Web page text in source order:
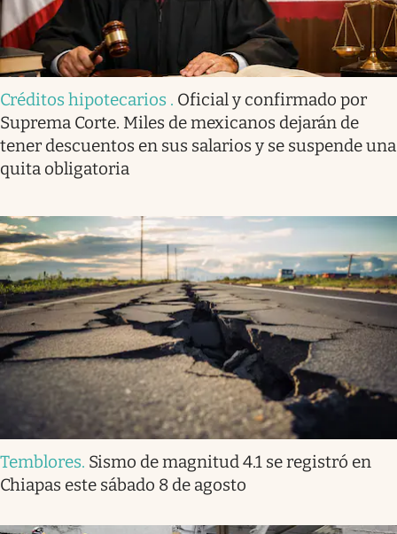
Créditos hipotecarios . Oficial y confirmado por
Suprema Corte. Miles de mexicanos dejarán de
tener descuentos en sus salarios y se suspende una
quita obligatoria
Temblores. Sismo de magnitud 4.1 se registró en
Chiapas este sábado 8 de agosto